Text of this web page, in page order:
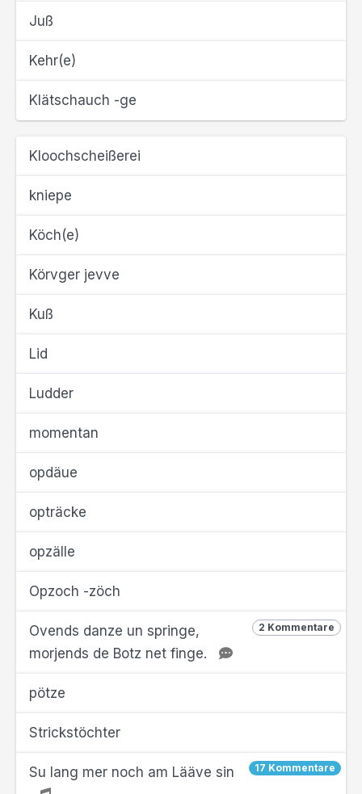
Juß
Kehr(e)
Klätschauch -ge
Kloochscheißerei
kniepe
Köch(e)
Körvger jevve
Kuß
Lid
Ludder
momentan
opdäue
opträcke
opzälle
Opzoch -zöch
2 Kommentare
Ovends danze un springe,
morjends de Botz net finge.
pötze
Strickstöchter
17 Kommentare
Su lang mer noch am Lääve sin